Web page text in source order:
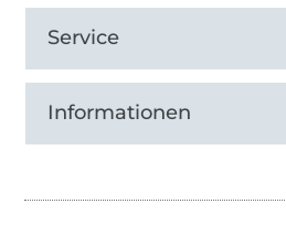
Service
Informationen